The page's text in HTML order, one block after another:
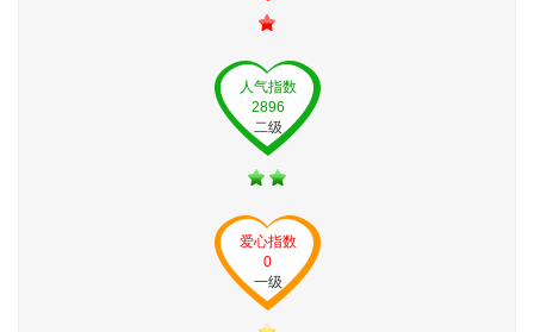
人气指数
2896
二级
爱心指数
0
一级